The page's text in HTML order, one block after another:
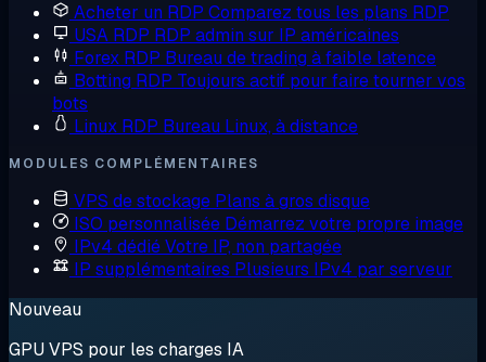
Acheter un RDP Comparez tous les plans RDP
USA RDP RDP admin sur IP américaines
Forex RDP Bureau de trading à faible latence
Botting RDP Toujours actif pour faire tourner vos
bots
Linux RDP Bureau Linux, à distance
MODULES COMPLÉMENTAIRES
VPS de stockage Plans à gros disque
ISO personnalisée Démarrez votre propre image
IPv4 dédiéVotre IP, non partagée
IP supplémentaires Plusieurs IPv4 par serveur
Nouveau
GPU VPS pour les charges IA